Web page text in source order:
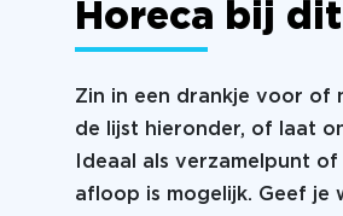
Horeca bij
Zin in een drankje voor of
de lijst hieronder, of laat
Ideaal als verzamelpunt
afloop is mogelijk. Geef